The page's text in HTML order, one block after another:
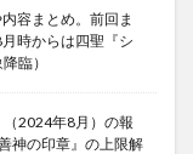
容まとめ。前回ま
時からは四聖『シ
臨）
（2024年8月）の報
神の印章』の上限解